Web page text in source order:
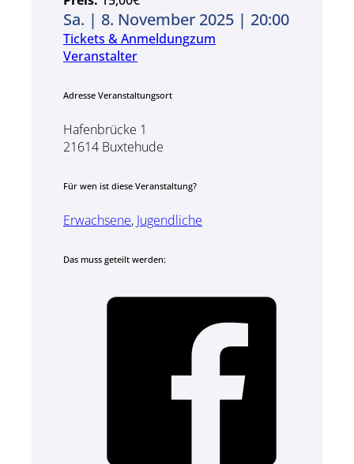
Sa. | 8. November 2025 | 20:00
Tickets & Anmeldungzum
Veranstalter
Adresse Veranstaltungsort
Hafenbrücke 1
21614 Buxtehude
Für wen ist diese Veranstaltung?
Erwachsene, Jugendliche
Das muss geteilt werden: